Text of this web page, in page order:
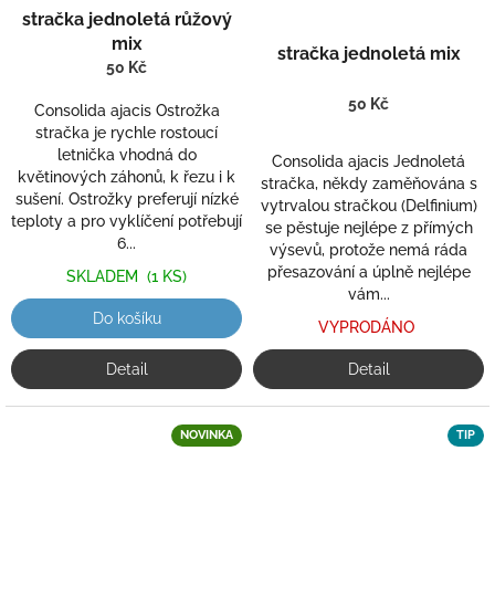
stračka jednoletá růžový
mix
50 Kč
Consolida ajacis Ostrožka
stračka je rychle rostoucí
letnička vhodná do
květinových záhonů, k řezu i k
sušení. Ostrožky preferují nízké
teploty a pro vyklíčení potřebují
6...
SKLADEM (1 KS)
Do košíku
Detail
stračka jednoletá mix
50 Kč
Consolida ajacis Jednoletá
stračka, někdy zaměňována s
vytrvalou stračkou (Delfinium)
se pěstuje nejlépe z přímých
výsevů, protože nemá ráda
přesazování a úplně nejlépe
vám...
VYPRODÁNO
Detail
NOVINKA TIP